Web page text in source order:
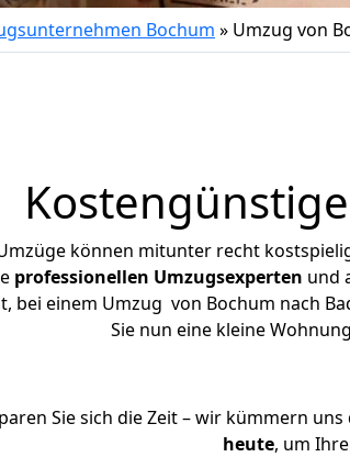
Bochum » Umzug von
können mitunter recht
professionellen Umzugsexperten und
bei einem Umzug von Bochum nach
Sie nun eine kleine
Sie sich die Zeit – wir kümmern
heute, um